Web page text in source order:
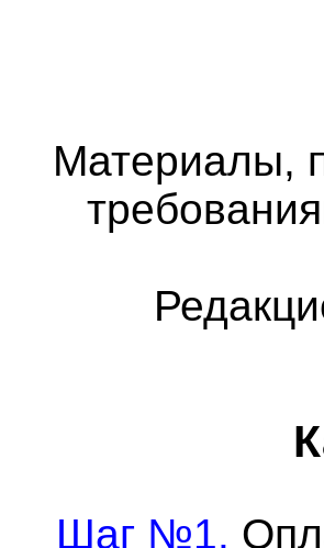
Материалы,
Шаг №1.